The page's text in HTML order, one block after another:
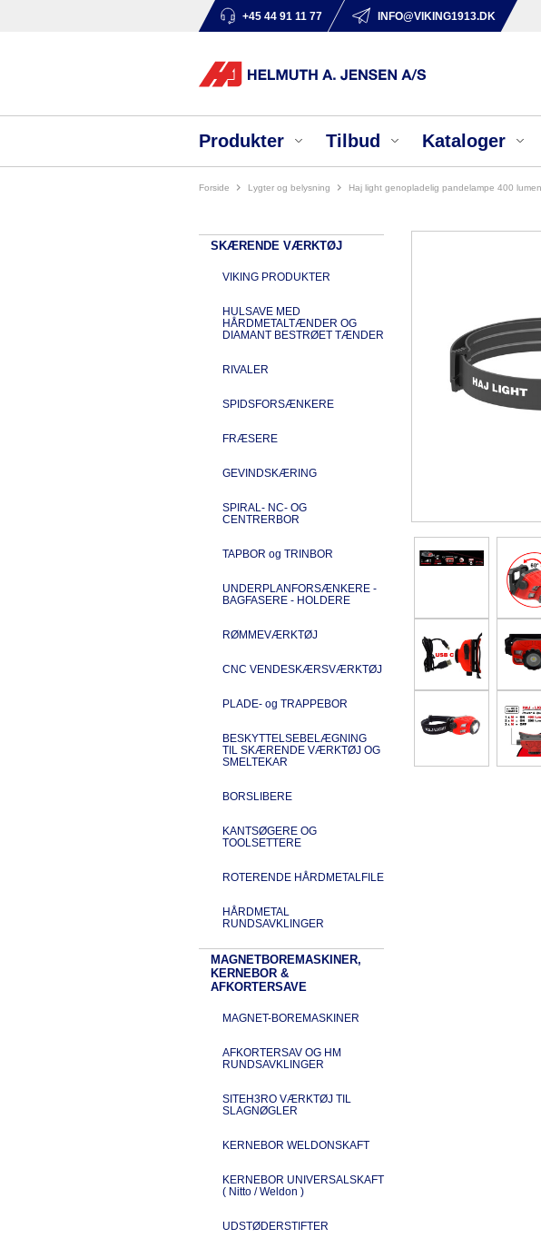
+45 44 91 11 77 INFO@VIKING1913.DK
Produkter Tilbud Kataloger
Forside lygter og belysning haj light genopladelig pandelampe 400
SKÆRENDE VÆRKTØJ
VIKING PRODUKTER
HULSAVE MED
HÅRDMETALTÆNDER OG
DIAMANT BESTRØET TÆNDER
RIVALER
SPIDSFORSÆNKERE
FRÆSERE
GEVINDSKÆRING
SPIRAL- NC- OG
CENTRERBOR
TAPBOR og TRINBOR
UNDERPLANFORSÆNKERE -
BAGFASERE - HOLDERE
RØMMEVÆRKTØJ
CNC VENDESKÆRSVÆRKTØJ
PLADE- og TRAPPEBOR
BESKYTTELSEBELÆGNING
TIL SKÆRENDE VÆRKTØJ OG
SMELTEKAR
BORSLIBERE
KANTSØGERE OG
TOOLSETTERE
ROTERENDE HÅRDMETALFILE
HÅRDMETAL
RUNDSAVKLINGER
MAGNETBOREMASKINER,
KERNEBOR &
AFKORTERSAVE
MAGNET-BOREMASKINER
AFKORTERSAV OG HM
RUNDSAVKLINGER
SITEH3RO VÆRKTØJ TIL
SLAGNØGLER
KERNEBOR WELDONSKAFT
KERNEBOR UNIVERSALSKAFT
( Nitto / Weldon )
UDSTØDERSTIFTER